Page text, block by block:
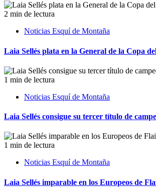
2 min de lectura
Noticias Esquí de Montaña
Laia Sellés plata en la General de la Copa
1 min de lectura
Noticias Esquí de Montaña
Laia Sellés consigue su tercer título de
1 min de lectura
Noticias Esquí de Montaña
Laia Sellés imparable en los Europeos de